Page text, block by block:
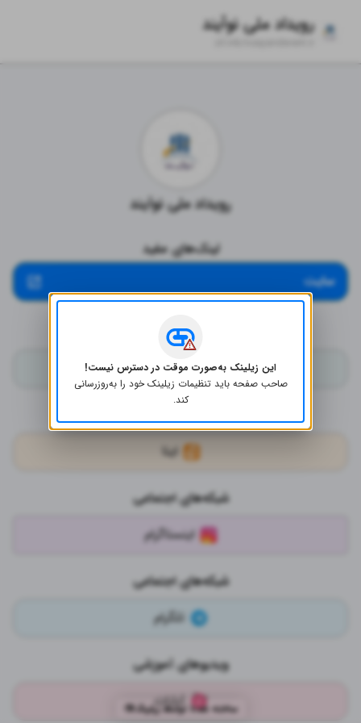
رویداد ملی نوآیند
رویداد ملی نوآیند
لینک‌های مفید
سایت
شبکه‌های اجتماعی
بله
ایتا
شبکه‌های اجتماعی
اینستاگرام
شبکه‌های اجتماعی
تلگرام
ویدیوهای آموزشی
آپارات
ساخته شده توسط
این زیلینک به‌صورت موقت در دسترس نیست!
صاحب صفحه باید تنظیمات زیلینک خود را به‌روز‌رسانی
کند.